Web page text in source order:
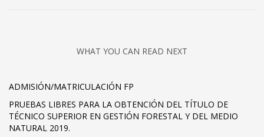
WHAT YOU CAN READ NEXT
ADMISIÓN/MATRICULACIÓN FP
PRUEBAS LIBRES PARA LA OBTENCIÓN DEL TÍTULO DE
TÉCNICO SUPERIOR EN GESTIÓN FORESTAL Y DEL MEDIO
NATURAL 2019.